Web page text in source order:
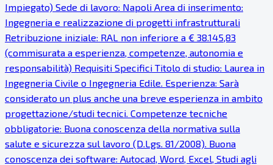
Impiegato) Sede di lavoro: Napoli Area di inserimento:
Ingegneria e realizzazione di progetti infrastrutturali
Retribuzione iniziale: RAL non inferiore a € 38.145,83
(commisurata a esperienza, competenze, autonomia e
responsabilità) Requisiti Specifici Titolo di studio: Laurea in
Ingegneria Civile o Ingegneria Edile. Esperienza: Sarà
considerato un plus anche una breve esperienza in ambito
progettazione/studi tecnici. Competenze tecniche
obbligatorie: Buona conoscenza della normativa sulla
salute e sicurezza sul lavoro (D.Lgs. 81/2008). Buona
conoscenza dei software: Autocad, Word, Excel, Studi agli